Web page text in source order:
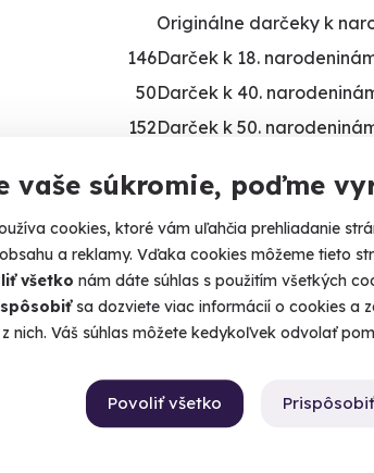
vaše súkromie, poďme
cookies, ktoré vám uľahčia prehliadanie
a reklamy. Vďaka cookies môžeme tieto
všetko nám dáte súhlas s použitím všetkých
sa dozviete viac informácií o cookies a
nich. Váš súhlas môžete kedykoľvek odvolať
Prispôsobiť
Povoliť všetko
146
50
152
49
26
4
98
Originálne darčeky k
Darček k 18.
Darček k 40.
Darček k 50.
Najpredávanejšie
Darčeky na poslednú
Zážitky oslavujú 18
najlepšieho
Nezvyčajné darčeky
Originálne darčeky